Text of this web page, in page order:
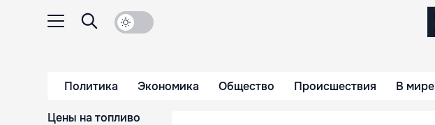
Политика Экономика Общество Происшествия В мире
Цены на топливо